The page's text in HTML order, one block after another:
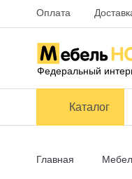
Оплата
Федеральный
Каталог
Главная